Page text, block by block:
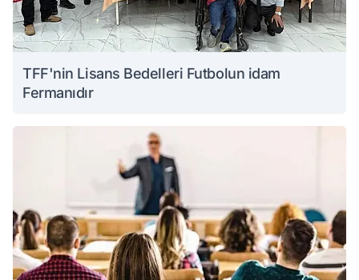
TFF'nin Lisans Bedelleri Futbolun idam
Fermanıdır